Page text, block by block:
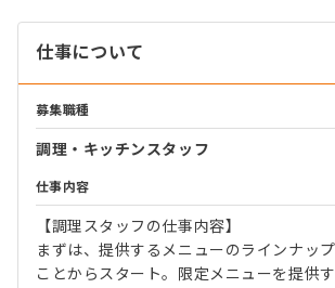
仕事について
募集職種
調理・キッチンスタッフ
仕事内容
【調理スタッフの仕事内容】
まずは、提供するメニューのラインナッ
ことからスタート。限定メニューを提供